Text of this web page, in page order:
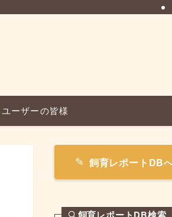
ユーザーの皆様
飼育レポートDB